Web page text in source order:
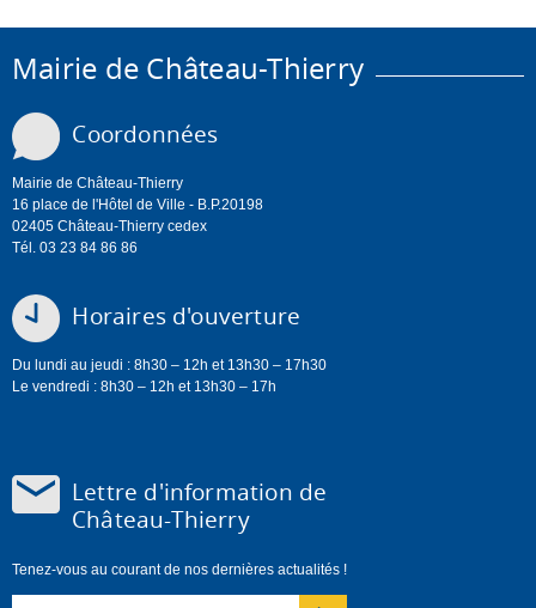
Mairie de Château-Thierry
Coordonnées
Mairie de Château-Thierry
16 place de l'Hôtel de Ville - B.P.20198
02405 Château-Thierry cedex
Tél. 03 23 84 86 86
Horaires d'ouverture
Du lundi au jeudi : 8h30 – 12h et 13h30 – 17h30
Le vendredi : 8h30 – 12h et 13h30 – 17h
Lettre d'information de
Château-Thierry
Tenez-vous au courant de nos dernières actualités !